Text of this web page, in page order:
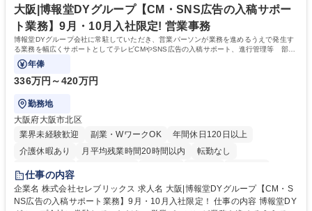
大阪|博報堂DYグループ【CM・SNS広告の入稿サポー
ト業務】9月・10月入社限定! 営業事務
博報堂DYグループ会社に常駐していただき、営業パーソンが業務を進めるうえで発生す
る業務を幅広くサポートとしてテレビCMやSNS広告の入稿サポート、進行管理等 部内
アシスタントとしての業務をお任せします。
年俸
336万円～420万円
勤務地
大阪府大阪市北区
業界未経験歓迎
副業・WワークOK
年間休日120日以上
介護休暇あり
月平均残業時間20時間以内
転勤なし
未経験者歓迎
完全週休2日制
交通費支給 駅近5分以内
仕事の内容
企業名 株式会社セレブリックス 求人名 大阪|博報堂DYグループ【CM・S
NS広告の入稿サポート業務】9月・10月入社限定！ 仕事の内容 博報堂DY